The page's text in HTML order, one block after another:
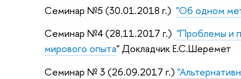
Семинар №5 (30.01.2018 г.) "Об одном
Семинар №4 (28.11.2017 г.) "Проблемы и
мирового опыта" Докладчик Е.С.Шеремет
Семинар № 3 (26.09.2017 г.)